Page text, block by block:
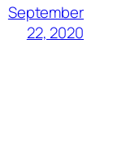
September
22, 2020